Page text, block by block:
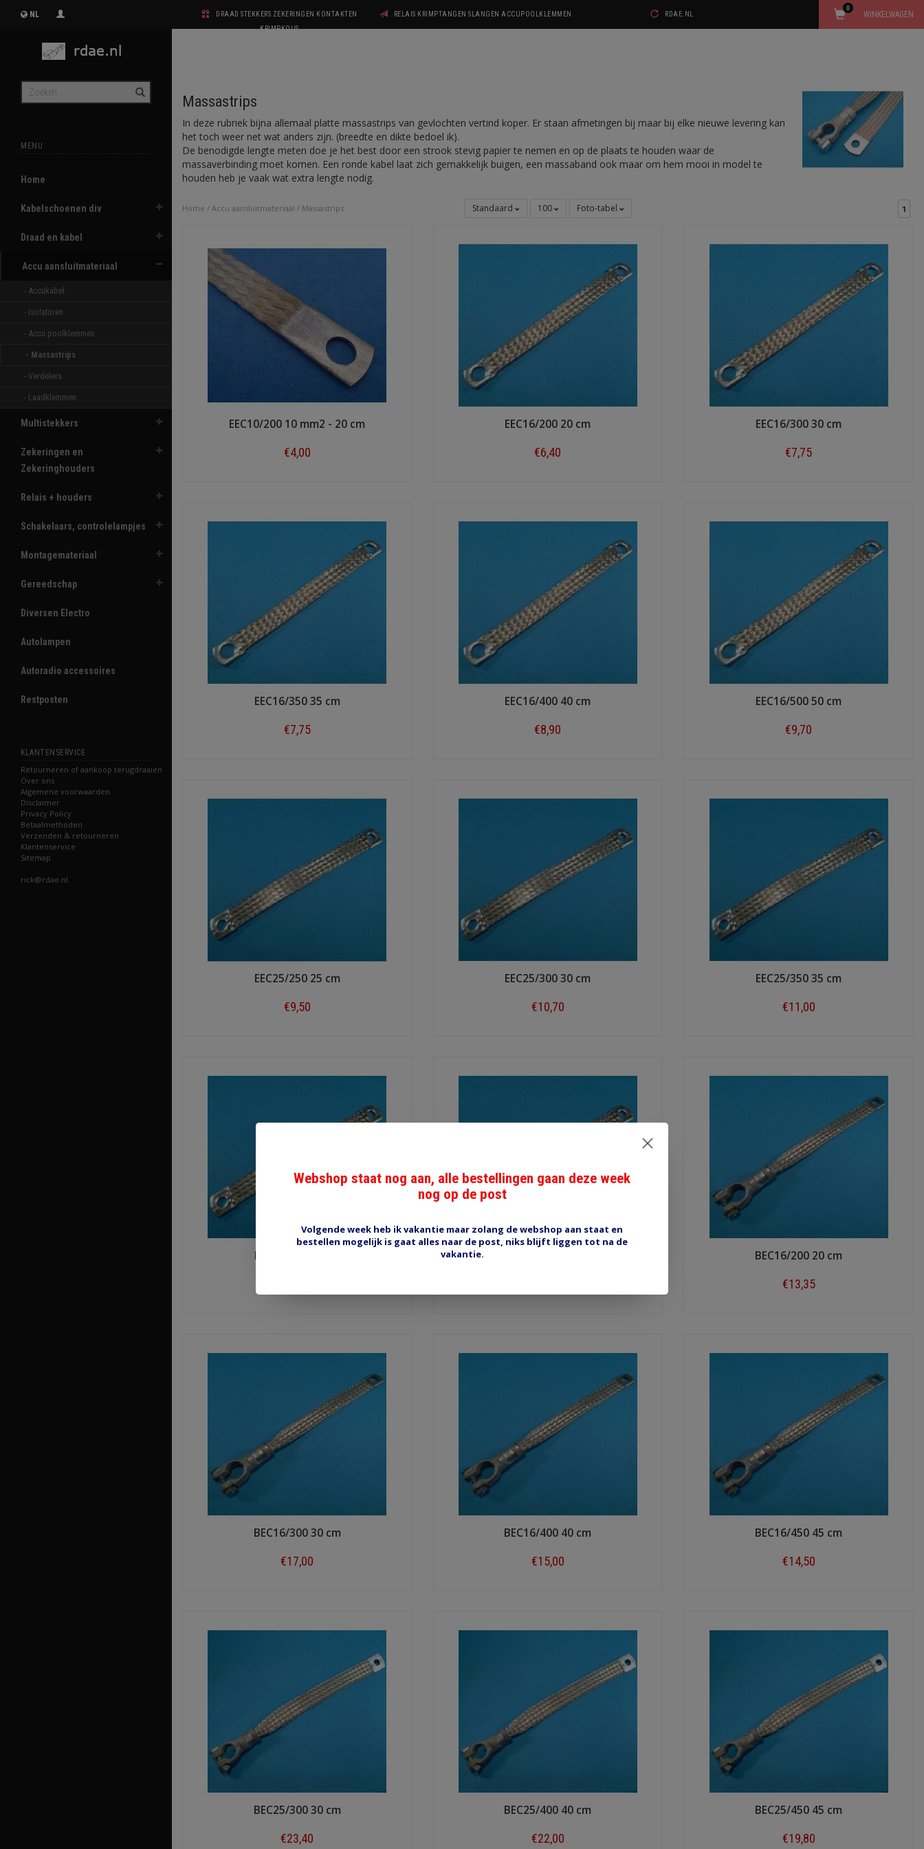
NL
DRAAD STEKKERS ZEKERINGEN KONTAKTEN
KRIMPKOUS
RELAIS KRIMPTANGEN SLANGEN ACCUPOOLKLEMMEN RDAE.NL WINKELWAGEN
0
MENU
Home
Kabelschoenen div
Draad en kabel
Accu aansluitmateriaal
- Accukabel
- Isolatoren
- Accu poolklemmen
- Massastrips
- Verdelers
- Laadklemmen
Multistekkers
Zekeringen en
Zekeringhouders
Relais + houders
Schakelaars, controlelampjes
Montagemateriaal
Gereedschap
Diversen Electro
Autolampen
Autoradio accessoires
Restposten
KLANTENSERVICE
Retourneren of aankoop terugdraaien
Over ons
Algemene voorwaarden
Disclaimer
Privacy Policy
Betaalmethoden
Verzenden & retourneren
Klantenservice
Sitemap
rick@rdae.nl
Massastrips
In deze rubriek bijna allemaal platte massastrips van gevlochten vertind koper. Er staan afmetingen bij maar bij elke nieuwe levering kan
het toch weer net wat anders zijn. (breedte en dikte bedoel ik).
De benodigde lengte meten doe je het best door een strook stevig papier te nemen en op de plaats te houden waar de
massaverbinding moet komen. Een ronde kabel laat zich gemakkelijk buigen, een massaband ook maar om hem mooi in model te
houden heb je vaak wat extra lengte nodig.
Home / Accu aansluitmateriaal / Massastrips Standaard 100 Foto-tabel 1
EEC10/200 10 mm2 - 20 cm
€4,00
EEC16/200 20 cm
€6,40
EEC16/300 30 cm
€7,75
EEC16/350 35 cm
€7,75
EEC16/400 40 cm
€8,90
EEC16/500 50 cm
€9,70
EEC25/250 25 cm
€9,50
EEC25/300 30 cm
€10,70
EEC25/350 35 cm
€11,00
EEC25/400 40 cm
BEC16/200 20 cm
€13,35
BEC16/300 30 cm
€17,00
BEC16/400 40 cm
€15,00
BEC16/450 45 cm
€14,50
BEC25/300 30 cm
€23,40
BEC25/400 40 cm
€22,00
BEC25/450 45 cm
€19,80
Webshop staat nog aan, alle bestellingen gaan deze week
nog op de post
Volgende week heb ik vakantie maar zolang de webshop aan staat en
bestellen mogelijk is gaat alles naar de post, niks blijft liggen tot na de
vakantie.